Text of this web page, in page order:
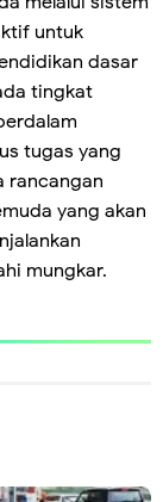
untuk
dasar
tingkat
tugas yang
rancangan
yang akan
mungkar.